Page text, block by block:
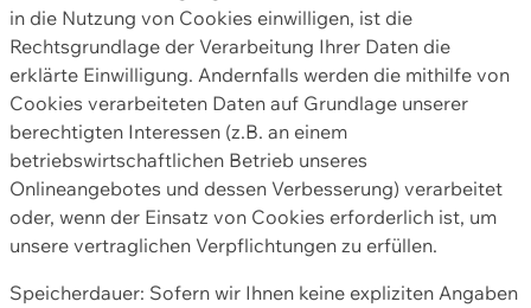
in die Nutzung von Cookies einwilligen, ist die
Rechtsgrundlage der Verarbeitung Ihrer Daten die
erklärte Einwilligung. Andernfalls werden die mithilfe von
Cookies verarbeiteten Daten auf Grundlage unserer
berechtigten Interessen (z.B. an einem
betriebswirtschaftlichen Betrieb unseres
Onlineangebotes und dessen Verbesserung) verarbeitet
oder, wenn der Einsatz von Cookies erforderlich ist, um
unsere vertraglichen Verpflichtungen zu erfüllen.
Speicherdauer: Sofern wir Ihnen keine expliziten Angaben